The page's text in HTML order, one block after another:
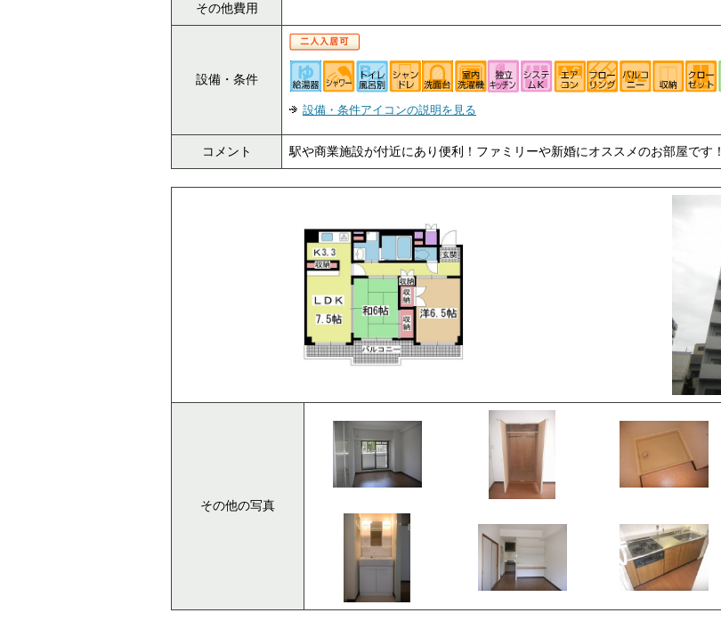
その他費用
設備・条件
設備・条件アイコンの説明を見る
コメント 駅や商業施設が付近にあり便利！ファミリーや新婚にオススメのお部屋です！
その他の写真